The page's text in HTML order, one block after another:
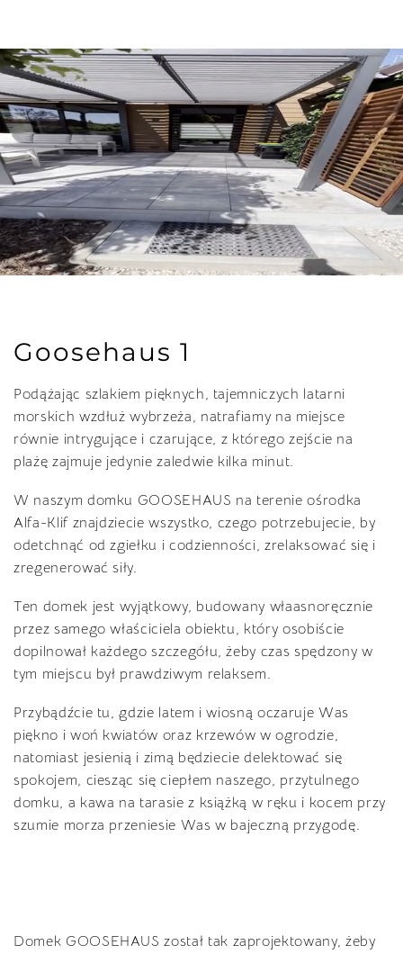
Goosehaus 1
Podążając szlakiem pięknych, tajemniczych latarni
morskich wzdłuż wybrzeża, natrafiamy na miejsce
równie intrygujące i czarujące, z którego zejście na
plażę zajmuje jedynie zaledwie kilka minut.
W naszym domku GOOSEHAUS na terenie ośrodka
Alfa-Klif znajdziecie wszystko, czego potrzebujecie, by
odetchnąć od zgiełku i codzienności, zrelaksować się i
zregenerować siły.
Ten domek jest wyjątkowy, budowany właasnoręcznie
przez samego właściciela obiektu, który osobiście
dopilnował każdego szczegółu, żeby czas spędzony w
tym miejscu był prawdziwym relaksem.
Przybądźcie tu, gdzie latem i wiosną oczaruje Was
piękno i woń kwiatów oraz krzewów w ogrodzie,
natomiast jesienią i zimą będziecie delektować się
spokojem, ciesząc się ciepłem naszego, przytulnego
domku, a kawa na tarasie z książką w ręku i kocem przy
szumie morza przeniesie Was w bajeczną przygodę.
Domek GOOSEHAUS został tak zaprojektowany, żeby